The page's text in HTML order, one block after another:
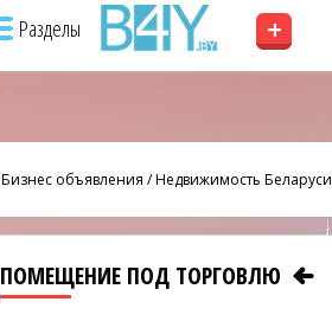
Разделы +
Бизнес объявления /Недвижимость Беларуси
ПОМЕЩЕНИЕ ПОД ТОРГОВЛЮ